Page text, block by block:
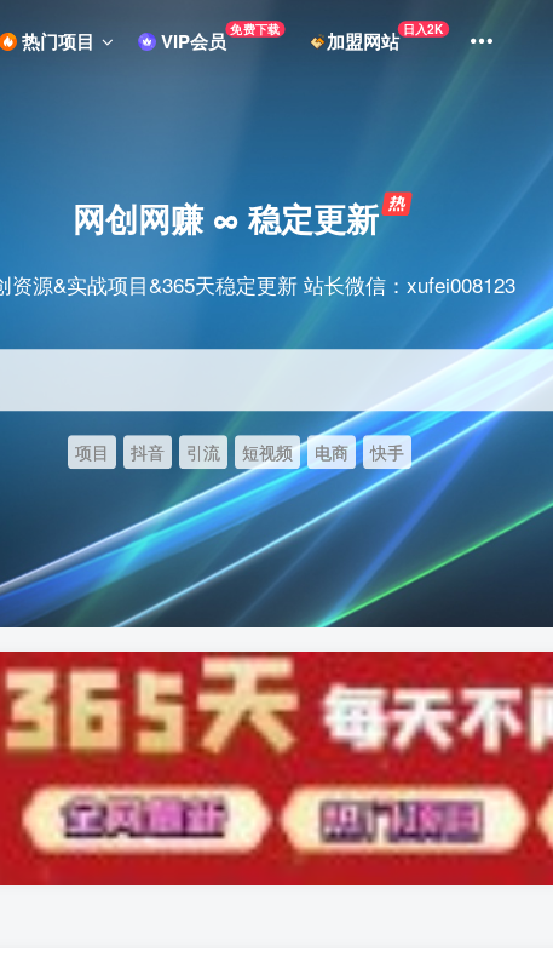
热门项目 VIP会员 免费下载 加盟网站 日入2K
网创网赚 ∞ 稳定更新
资源&实战项目&365天稳定更新 站长微信：xufei008123
项目 抖音 引流 短视频 电商 快手